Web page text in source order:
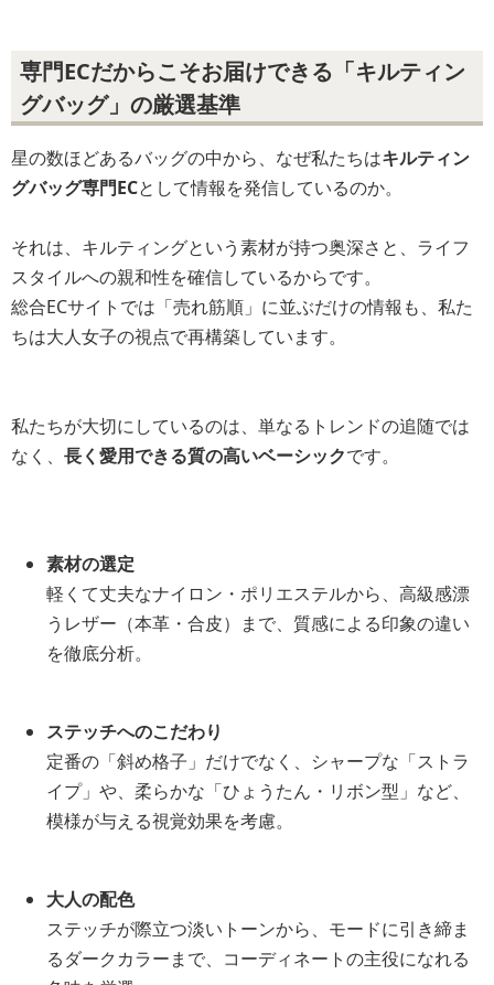
専門ECだからこそお届けできる「キルティン
グバッグ」の厳選基準
星の数ほどあるバッグの中から、なぜ私たちはキルティン
グバッグ専門ECとして情報を発信しているのか。
それは、キルティングという素材が持つ奥深さと、ライフ
スタイルへの親和性を確信しているからです。
総合ECサイトでは「売れ筋順」に並ぶだけの情報も、私た
ちは大人女子の視点で再構築しています。
私たちが大切にしているのは、単なるトレンドの追随では
なく、 長く愛用できる質の高いベーシックです。
素材の選定
軽くて丈夫なナイロン・ポリエステルから、高級感漂
うレザー（本革・合皮）まで、質感による印象の違い
を徹底分析。
ステッチへのこだわり
定番の「斜め格子」だけでなく、シャープな「ストラ
イプ」や、柔らかな「ひょうたん・リボン型」など、
模様が与える視覚効果を考慮。
大人の配色
ステッチが際立つ淡いトーンから、モードに引き締ま
るダークカラーまで、コーディネートの主役になれる